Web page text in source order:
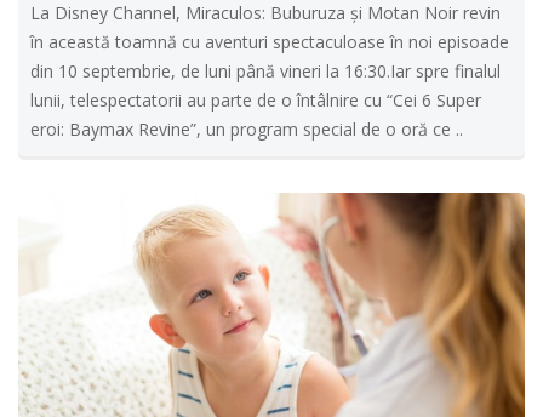
La Disney Channel, Miraculos: Buburuza şi Motan Noir revin
în această toamnă cu aventuri spectaculoase în noi episoade
din 10 septembrie, de luni până vineri la 16:30.Iar spre finalul
lunii, telespectatorii au parte de o întâlnire cu “Cei 6 Super
eroi: Baymax Revine”, un program special de o oră ce ..